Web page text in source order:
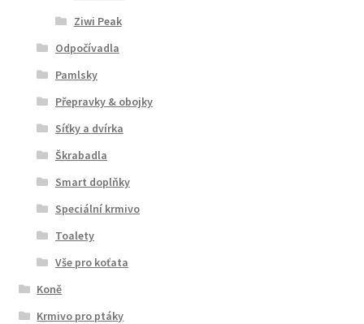
Ziwi Peak
Odpočívadla
Pamlsky
Přepravky & obojky
Síťky a dvírka
Škrabadla
Smart doplňky
Speciální krmivo
Toalety
Vše pro koťata
Koně
Krmivo pro ptáky